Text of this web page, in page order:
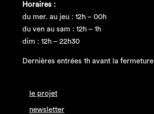
Horaires :
du mer. au jeu : 12h – 00h
du ven au sam : 12h – 1h
dim : 12h – 22h30
Dernières entrées 1h avant la fermeture
le projet
newsletter